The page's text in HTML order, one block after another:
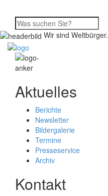
Wir sind Weltbürger.
Aktuelles
Berichte
Newsletter
Bildergalerie
Termine
Presseservice
Archiv
Kontakt